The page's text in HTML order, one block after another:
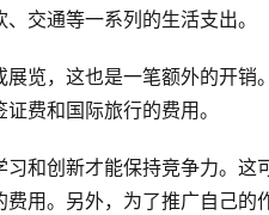
交通等一系列的生活支出。
览，这也是一笔额外的开销
费和国际旅行的费用。
和创新才能保持竞争力。这
用。另外，为了推广自己的